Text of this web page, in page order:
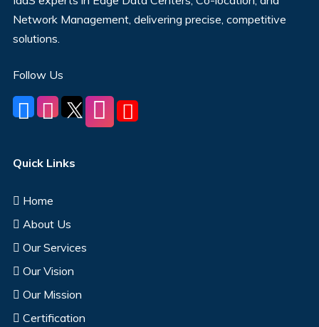
Network Management, delivering precise, competitive
solutions.
Follow Us
Quick Links
Home
About Us
Our Services
Our Vision
Our Mission
Certification